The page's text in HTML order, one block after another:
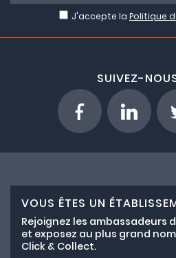
J'accepte la Politique
SUIVEZ-
VOUS ÊTES UN
Rejoignez les ambassadeurs
et exposez au plus grand
Click & Collect.